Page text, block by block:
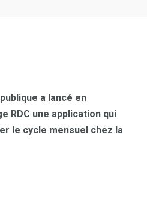
a lancé en
RDC une application qui
le cycle mensuel chez la